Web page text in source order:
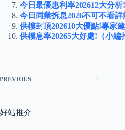
今日最優惠利率202612大分析
今日同業拆息2026不可不看
供樓封頂202610大優點!專家
供樓息率20265大好處!（小編
PREVIOUS
好站推介